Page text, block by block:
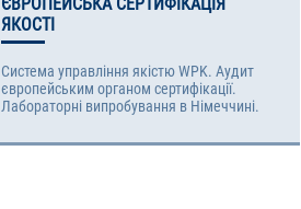
ЯКОСТІ
Система управління якістю WPK. Аудит
європейським органом сертифікації.
Лабораторні випробування в Німеччині.